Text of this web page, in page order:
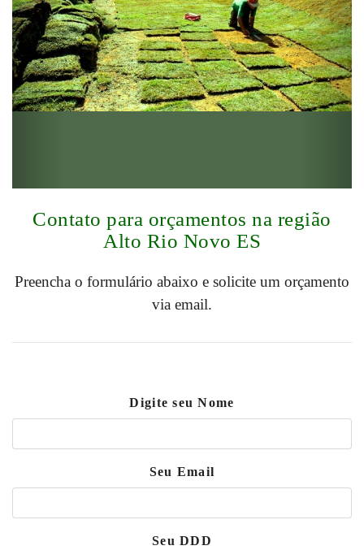
Contato para orçamentos na região
Alto Rio Novo ES
Preencha o formulário abaixo e solicite um orçamento
via email.
Digite seu Nome
Seu Email
Seu DDD